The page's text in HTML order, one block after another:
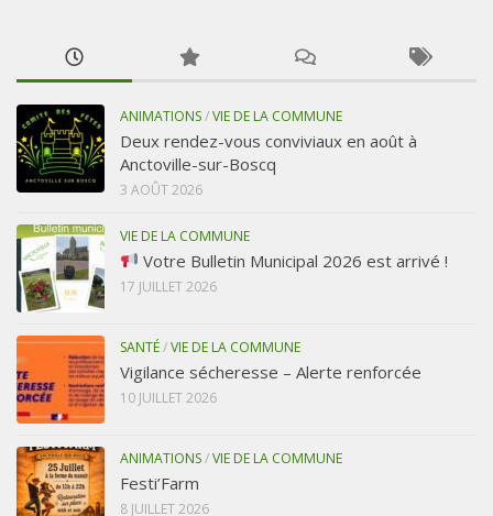
ANIMATIONS/VIE DE LA COMMUNE
Deux rendez-vous conviviaux en août à
Anctoville-sur-Boscq
3 AOÛT 2026
VIE DE LA COMMUNE
Votre Bulletin Municipal 2026 est arrivé !
17 JUILLET 2026
SANTÉ/VIE DE LA COMMUNE
Vigilance sécheresse – Alerte renforcée
10 JUILLET 2026
ANIMATIONS/VIE DE LA COMMUNE
Festi’Farm
8 JUILLET 2026